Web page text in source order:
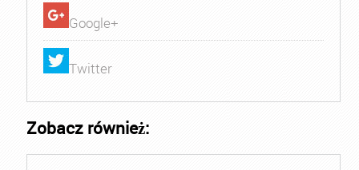
Google+
Twitter
Zobacz również: